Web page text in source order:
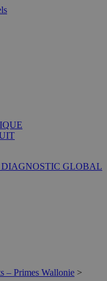
DIAGNOSTIC GLOBAL
– Primes Wallonie >